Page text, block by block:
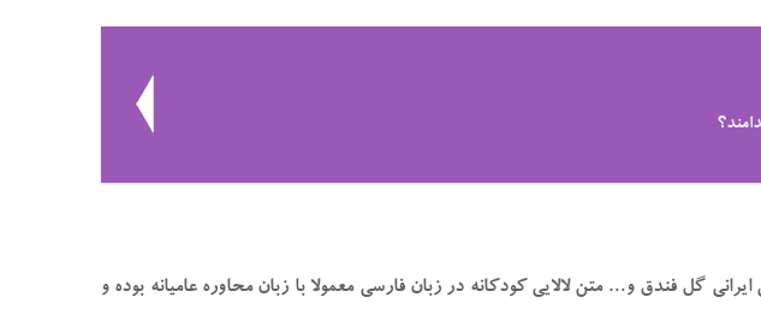
ایرانی گل فندق و… متن لالایی کودکانه در زبان فارسی معمولا با زبان محاوره عامیانه بوده و